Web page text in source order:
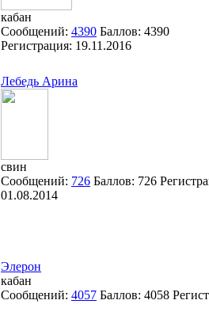
кабан
Сообщений: 4390 Баллов: 4390
Регистрация: 19.11.2016
Лебедь Арина
свин
Сообщений: 726 Баллов: 726
01.08.2014
Элерон
кабан
Сообщений: 4057 Баллов: 4058